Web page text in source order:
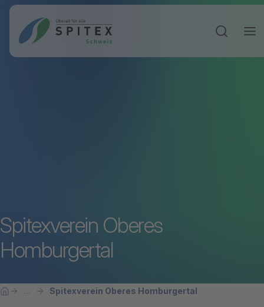
Spitexverein Oberes
Homburgertal
Breadcrumbnavigation
Sie befinden sich hier:
Home ... Spitexverein Oberes Homburgertal